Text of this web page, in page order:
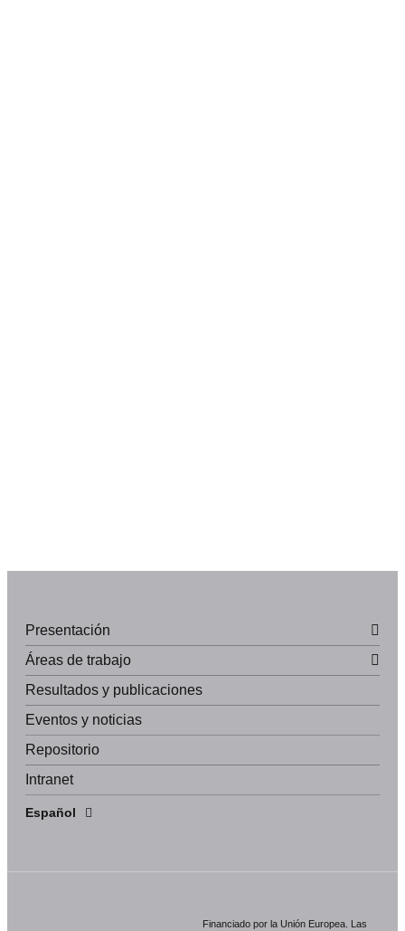
Presentación
Áreas de trabajo
Resultados y publicaciones
Eventos y noticias
Repositorio
Intranet
Español
English
Português
Financiado por la Unión Europea. Las